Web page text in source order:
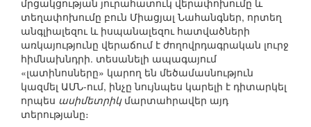
մրցակցության յուրահատուկ վերափոխումը և
տեղափոխումը բուն Միացյալ Նահանգներ, որտեղ
անգլիալեզու և իսպանալեզու հատվածների
առկայությունը վերաճում է ժողովրդագրական լուրջ
հիմնախնդրի. տեսանելի ապագայում
«լատինոսները» կարող են մեծամասնություն
կազմել ԱՄՆ-ում, ինչը նույնպես կարելի է դիտարկել
որպես ասիմետրիկմարտահրավեր այդ
տերությանը։